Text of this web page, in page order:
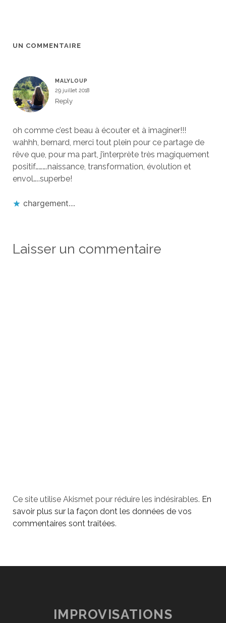
UN COMMENTAIRE
MALYLOUP
29 juillet 2018
Reply
oh comme c’est beau à écouter et à imaginer!!!
wahhh, bernard, merci tout plein pour ce partage de
rêve que, pour ma part, j’interprète très magiquement
positif……….naissance, transformation, évolution et
envol…..superbe!
chargement…
Laisser un commentaire
Ce site utilise Akismet pour réduire les indésirables. En
savoir plus sur la façon dont les données de vos
commentaires sont traitées.
IMPROVISATIONS